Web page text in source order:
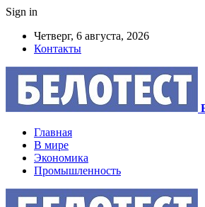
Sign in
Четверг, 6 августа, 2026
Контакты
Главная
В мире
Экономика
Промышленность